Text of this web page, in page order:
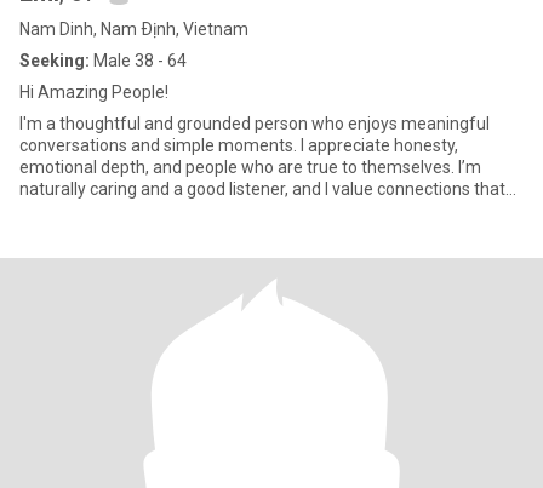
Nam Dinh, Nam Ðịnh, Vietnam
Seeking: Male 38 - 64
Hi Amazing People!
I'm a thoughtful and grounded person who enjoys meaningful
conversations and simple moments. I appreciate honesty,
emotional depth, and people who are true to themselves. I’m
naturally caring and a good listener, and I value connections that